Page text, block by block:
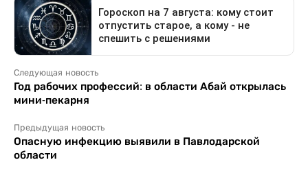
Следующая новость
Год рабочих профессий: в области Абай открылась
мини-пекарня
Предыдущая новость
Опасную инфекцию выявили в Павлодарской
области